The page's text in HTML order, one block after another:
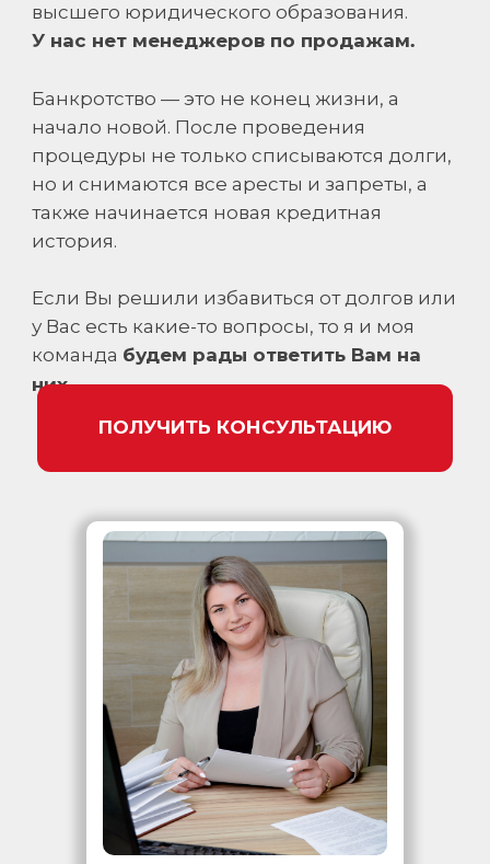
высшего юридического образования.
У нас нет менеджеров по продажам.
Банкротство — это не конец жизни, а
начало новой. После проведения
процедуры не только списываются долги,
но и снимаются все аресты и запреты, а
также начинается новая кредитная
история.
Если Вы решили избавиться от долгов или
у Вас есть какие-то вопросы, то я и моя
команда будем рады ответить Вам на
них.
ПОЛУЧИТЬ КОНСУЛЬТАЦИЮ